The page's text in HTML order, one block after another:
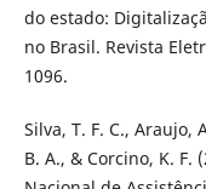
do estado:
no Brasil. Revista
1096.
Silva, T. F. C., Araujo,
B. A., & Corcino, K. F.